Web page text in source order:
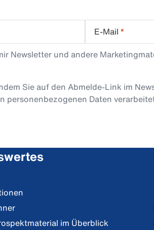
E-Mail *
Newsletter und andere
Sie auf den Abmelde-Link im
personenbezogenen Daten
im Überblick